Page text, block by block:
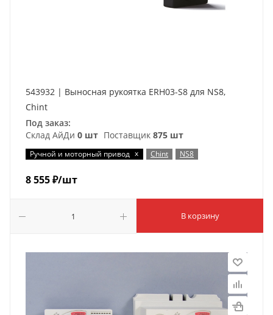
543932 | Выносная рукоятка ERH03-S8 для NS8,
Chint
Под заказ:
Склад АйДи 0 шт Поставщик 875 шт
Ручной и моторный привод x Chint NS8
8 555₽/шт
В корзину